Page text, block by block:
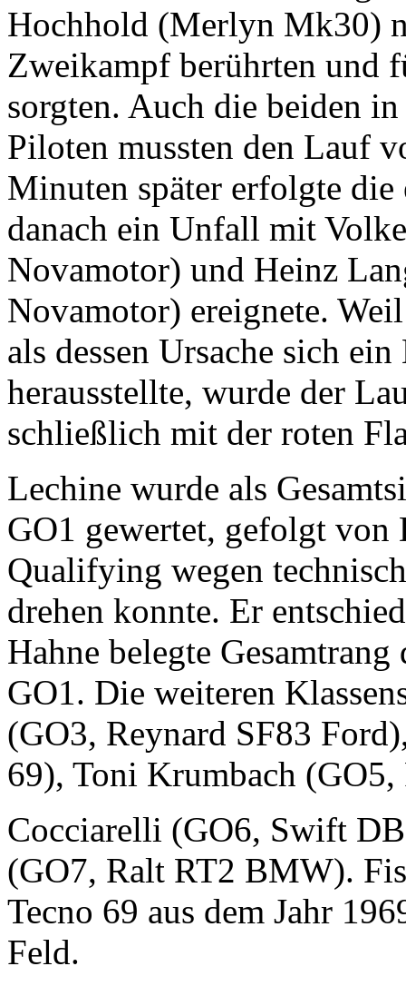
Hochhold (Merlyn Mk30)
Zweikampf berührten und
sorgten. Auch die beiden
Piloten mussten den Lauf
Minuten später erfolgte
danach ein Unfall mit
Novamotor) und Heinz
Novamotor) ereignete.
als dessen Ursache sich
herausstellte, wurde der
schließlich mit der roten
Lechine wurde als
GO1 gewertet, gefolgt
Qualifying wegen
drehen konnte. Er
Hahne belegte
GO1. Die weiteren
(GO3, Reynard SF83
69), Toni Krumbach
Cocciarelli (GO6, Swift
(GO7, Ralt RT2 BMW).
Tecno 69 aus dem Jahr
Feld.